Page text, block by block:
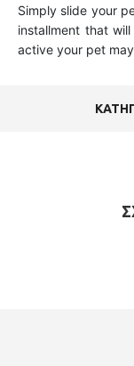
Simply slide your
installment that
active your pet